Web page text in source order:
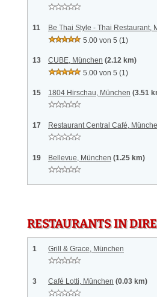
11
Be Thai Style - Thai Restaurant,
5.00 von 5 (1)
13 CUBE, München (2.12 km)
5.00 von 5 (1)
15 1804 Hirschau, München (3.51
17 Restaurant Central Café,
19 Bellevue, München (1.25 km)
RESTAURANTS IN
1 Grill & Grace, München
3 Café Lotti, München (0.03 km)